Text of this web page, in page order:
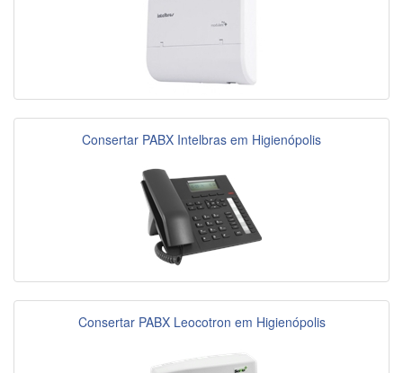
Consertar PABX Intelbras em Higienópolis
Consertar PABX Leocotron em Higienópolis